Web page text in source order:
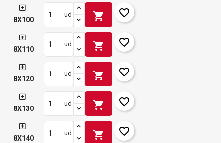
8X100
ud shopping_cart favorite_border
8X110
ud shopping_cart favorite_border
8X120
ud shopping_cart favorite_border
8X130
ud shopping_cart favorite_border
8X140
ud shopping_cart favorite_border